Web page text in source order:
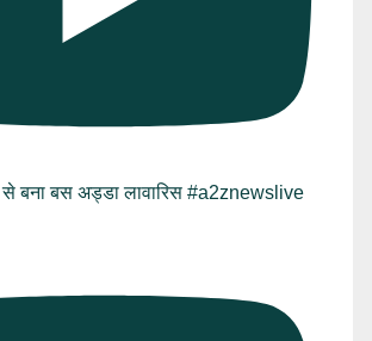
से बना बस अड्डा लावारिस #a2znewslive